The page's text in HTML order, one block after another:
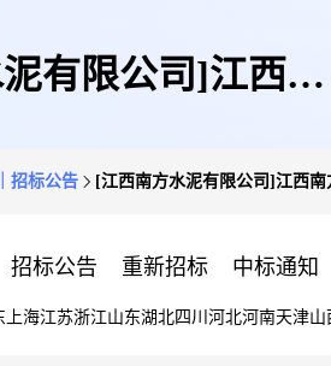
有限公司]江西南
招标公告 [江西南方水泥有限公司]江西
招标公告 重新招标 中标通知
上海江苏浙江山东湖北四川 河北河南天津山